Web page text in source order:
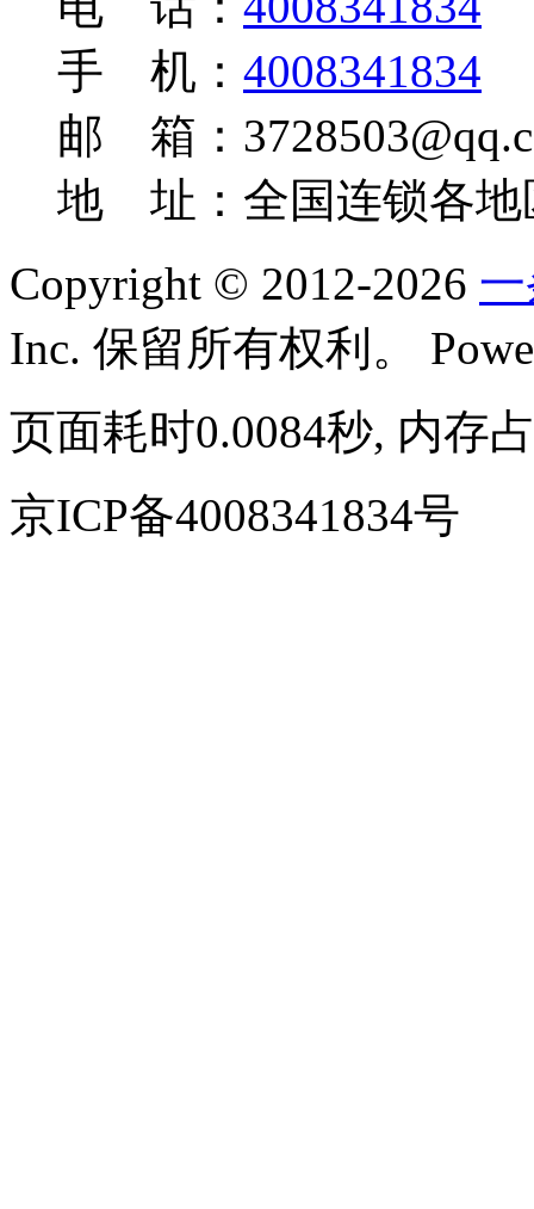
手 机： 4008341834
邮 箱：
地 址：全国连锁各地
Copyright © 2012-2026
Inc. 保留所有权利。
页面耗时0.0084秒, 内存
京ICP备4008341834号